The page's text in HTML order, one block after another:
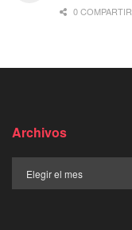
0 COMPARTIR
Archivos